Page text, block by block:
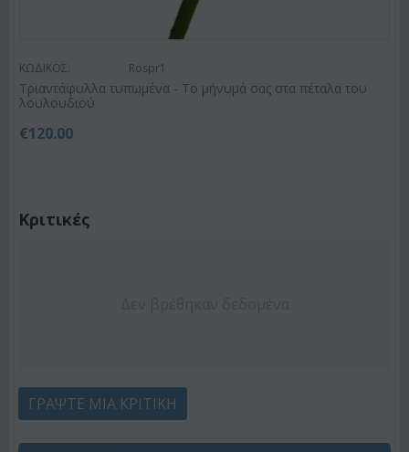
ΚΩΔΙΚΟΣ: Rospr1
Τριαντάφυλλα τυπωμένα - Το μήνυμά σας στα πέταλα του
λουλουδιού
€120.00
Κριτικές
ΓΡΆΨΤΕ ΜΙΑ ΚΡΙΤΙΚΉ